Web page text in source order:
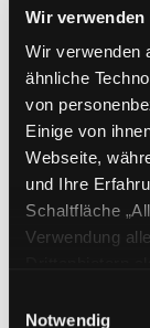
Wir verwenden
Wir verwenden
ähnliche
von
Einige von
Webseite,
und Ihre
Schaltfläche
Verwendung
Cookies von
Notwendig